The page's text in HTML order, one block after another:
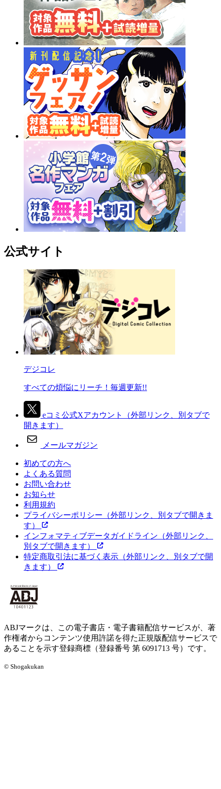
公式サイト
デジコレ
すべての煩悩にリーチ！毎週更新!!
eコミ公式Xアカウント
（外部リンク、別タブで
開きます）
メールマガジン
初めての方へ
よくある質問
お問い合わせ
お知らせ
利用規約
プライバシーポリシー （外部リンク、別タブで開きま
す）
インフォマティブデータガイドライン （外部リンク、
別タブで開きます）
特定商取引法に基づく表示 （外部リンク、別タブで開
きます）
ABJマークは、この電子書店・電子書籍配信サービスが、著
作権者からコンテンツ使用許諾を得た正規版配信サービスで
あることを示す登録商標（登録番号 第 6091713 号）です。
© Shogakukan